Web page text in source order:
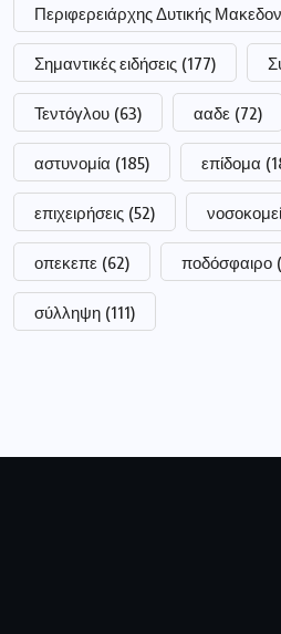
Περιφερειάρχης Δυτικής
Σημαντικές ειδήσεις (177)
Τεντόγλου (63) ααδε (72)
αστυνομία (185) επίδομα
επιχειρήσεις (52)
οπεκεπε (62) ποδόσφαιρο
σύλληψη (111)